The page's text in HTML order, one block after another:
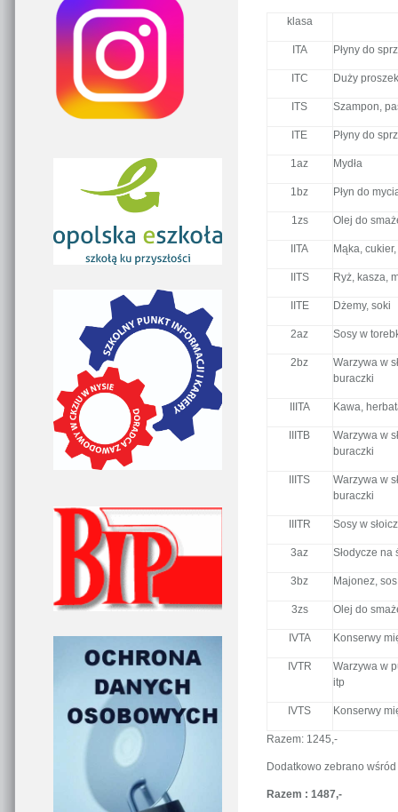
klasa
ITA Płyny do
ITC Duży
ITS Szampon,
ITE Płyny do
1az Mydła
1bz Płyn do
1zs Olej do
IITA Mąka,
IITS Ryż, kasza,
IITE Dżemy, soki
2az Sosy w
2bz
Warzywa w
buraczki
IIITA Kawa,
IIITB
Warzywa w
buraczki
IIITS
Warzywa w
buraczki
IIITR Sosy w
3az Słodycze na
3bz Majonez,
3zs Olej do
IVTA Konserwy
IVTR
Warzywa w
itp
IVTS Konserwy
Razem: 1245,-
Dodatkowo zebrano
Razem : 1487,-